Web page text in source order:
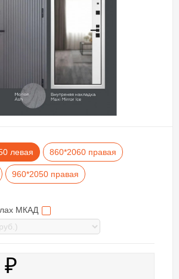
левая 860*2060 правая
960*2050 правая
МКАД
₽